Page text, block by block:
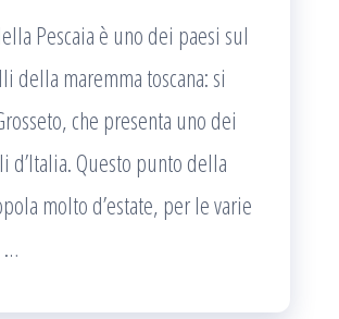
Pescaia è uno dei paesi sul
della maremma toscana: si
che presenta uno dei
d’Italia. Questo punto della
molto d’estate, per le varie
…